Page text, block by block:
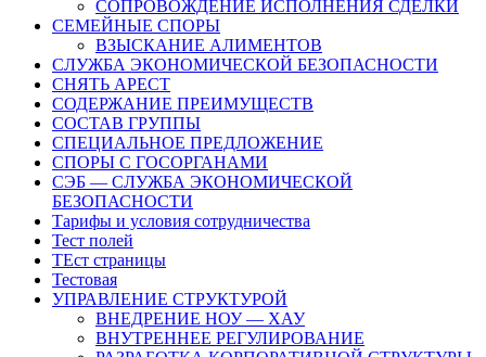
СОПРОВОЖДЕНИЕ ИСПОЛНЕНИЯ СДЕЛКИ
СЕМЕЙНЫЕ СПОРЫ
ВЗЫСКАНИЕ АЛИМЕНТОВ
СЛУЖБА ЭКОНОМИЧЕСКОЙ БЕЗОПАСНОСТИ
СНЯТЬ АРЕСТ
СОДЕРЖАНИЕ ПРЕИМУЩЕСТВ
СОСТАВ ГРУППЫ
СПЕЦИАЛЬНОЕ ПРЕДЛОЖЕНИЕ
СПОРЫ С ГОСОРГАНАМИ
СЭБ — СЛУЖБА ЭКОНОМИЧЕСКОЙ
БЕЗОПАСНОСТИ
Тарифы и условия сотрудничества
Тест полей
ТЕст страницы
Тестовая
УПРАВЛЕНИЕ СТРУКТУРОЙ
ВНЕДРЕНИЕ НОУ — ХАУ
ВНУТРЕННЕЕ РЕГУЛИРОВАНИЕ